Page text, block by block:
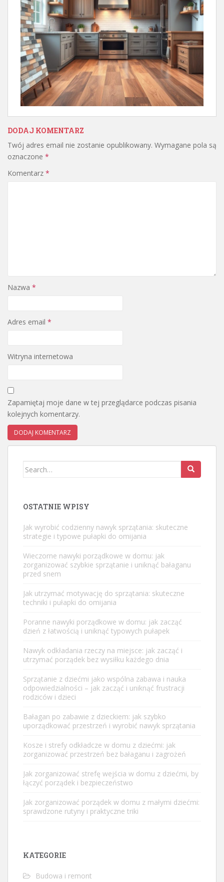
DODAJ KOMENTARZ
Twój adres email nie zostanie opublikowany. Wymagane pola są
oznaczone *
Komentarz *
Nazwa *
Adres email *
Witryna internetowa
Zapamiętaj moje dane w tej przeglądarce podczas pisania
kolejnych komentarzy.
Search
OSTATNIE WPISY
Jak wyrobić codzienny nawyk sprzątania: skuteczne
strategie i typowe pułapki do omijania
Wieczorne nawyki porządkowe w domu: jak
zorganizować szybkie sprzątanie i uniknąć bałaganu
przed snem
Jak utrzymać motywację do sprzątania: skuteczne
techniki i pułapki do omijania
Poranne nawyki porządkowe w domu: jak zacząć
dzień z łatwością i uniknąć typowych pułapek
Nawyk odkładania rzeczy na miejsce: jak zacząć i
utrzymać porządek bez wysiłku każdego dnia
Sprzątanie z dziećmi jako wspólna zabawa i nauka
odpowiedzialności – jak zacząć i uniknąć frustracji
rodziców i dzieci
Bałagan po zabawie z dzieckiem: jak szybko
uporządkować przestrzeń i wyrobić nawyk sprzątania
Kosze i strefy odkładcze w domu z dziećmi: jak
zorganizować przestrzeń bez bałaganu i zagrożeń
Jak zorganizować strefę wejścia w domu z dziećmi, by
łączyć porządek i bezpieczeństwo
Jak zorganizować porządek w domu z małymi dziećmi:
sprawdzone rutyny i praktyczne triki
KATEGORIE
Budowa i remont